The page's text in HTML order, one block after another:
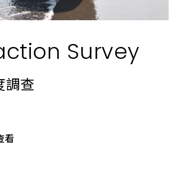
Survey
調查
看